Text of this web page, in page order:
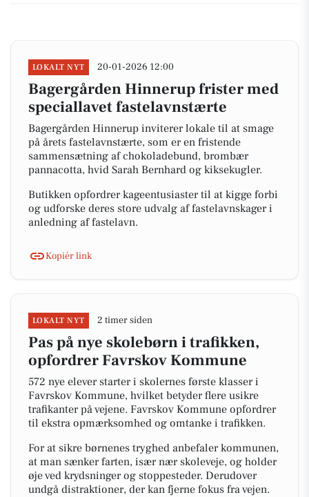
LOKALT NYT 20-01-2026 12:00
Bagergården Hinnerup frister med
speciallavet fastelavnstærte
Bagergården Hinnerup inviterer lokale til at smage
på årets fastelavnstærte, som er en fristende
sammensætning af chokoladebund, brombær
pannacotta, hvid Sarah Bernhard og kiksekugler.
Butikken opfordrer kageentusiaster til at kigge forbi
og udforske deres store udvalg af fastelavnskager i
anledning af fastelavn.
Kopiér link
LOKALT NYT 2 timer siden
Pas på nye skolebørn i trafikken,
opfordrer Favrskov Kommune
572 nye elever starter i skolernes første klasser i
Favrskov Kommune, hvilket betyder flere usikre
trafikanter på vejene. Favrskov Kommune opfordrer
til ekstra opmærksomhed og omtanke i trafikken.
For at sikre børnenes tryghed anbefaler kommunen,
at man sænker farten, især nær skoleveje, og holder
øje ved krydsninger og stoppesteder. Derudover
undgå distraktioner, der kan fjerne fokus fra vejen.